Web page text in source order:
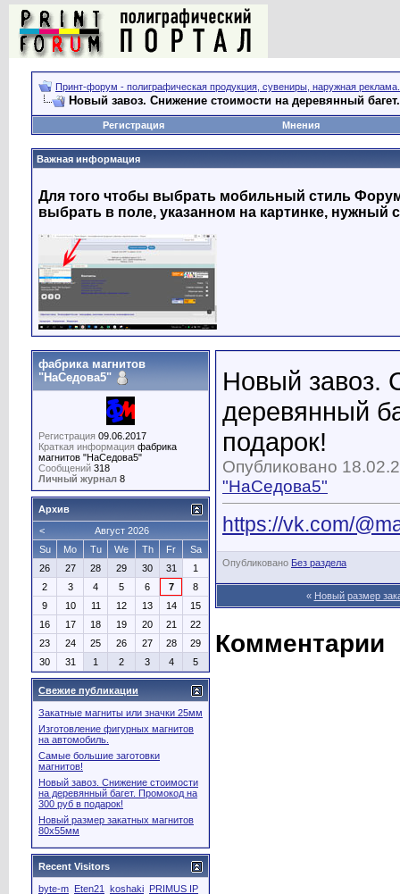
Принт-форум - полиграфическая продукция, сувениры, наружная реклама.
Новый завоз. Снижение стоимости на деревянный
Регистрация Мнения
Важная информация
Для того чтобы выбрать мобильный стиль
выбрать в поле, указанном на картинке, нужный
Новый завоз.
деревянный
подарок!
Опубликовано
"НаСедова5"
https://vk.com/
Опубликовано Без раздела
« Новый размер
Комментарии
фабрика магнитов
"НаСедова5"
Регистрация 09.06.2017
Краткая информация фабрика
магнитов "НаСедова5"
Сообщений 318
Личный журнал 8
Архив
<
Август 2026
Su
Mo Tu We Th Fr
Sa
26
27 28 29 30 31
1
2
3 4 5 6 7
8
9
10 11 12 13 14
15
16
17 18 19 20 21
22
23
24 25 26 27 28
29
30
31 1 2 3 4 5
Свежие публикации
Закатные магниты или значки 25мм
Изготовление фигурных магнитов
на автомобиль.
Самые большие заготовки
магнитов!
Новый завоз. Снижение стоимости
на деревянный багет. Промокод на
300 руб в подарок!
Новый размер закатных магнитов
80х55мм
Recent Visitors
byte-m Eten21 koshaki
PRIMUS IP